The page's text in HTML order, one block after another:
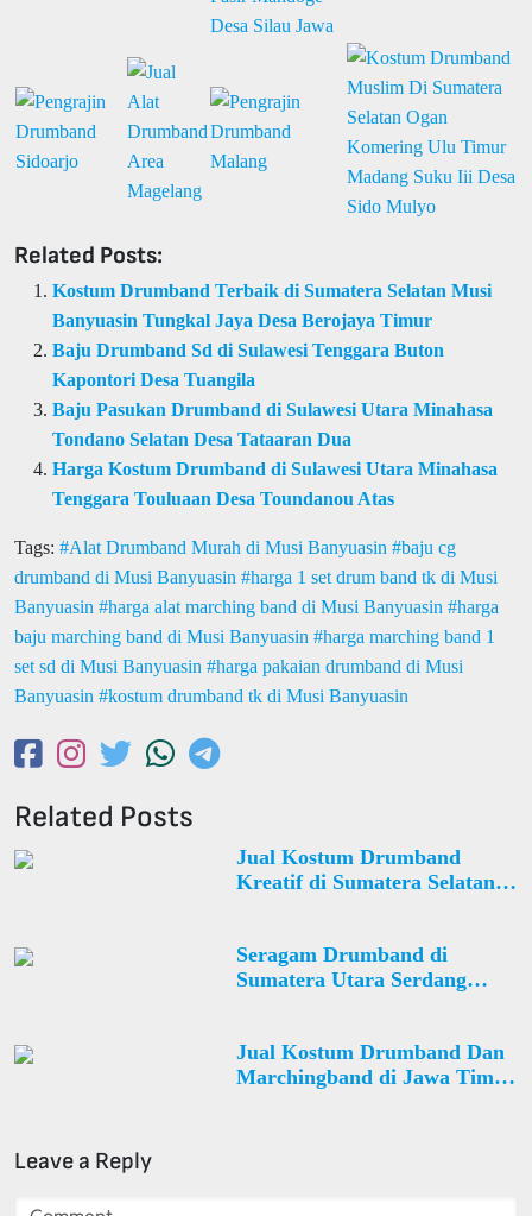
Related Posts:
Kostum Drumband Terbaik di Sumatera Selatan Musi
Banyuasin Tungkal Jaya Desa Berojaya Timur
Baju Drumband Sd di Sulawesi Tenggara Buton
Kapontori Desa Tuangila
Baju Pasukan Drumband di Sulawesi Utara Minahasa
Tondano Selatan Desa Tataaran Dua
Harga Kostum Drumband di Sulawesi Utara Minahasa
Tenggara Touluaan Desa Toundanou Atas
Tags: Alat Drumband Murah di Musi Banyuasin
baju cg
drumband di Musi Banyuasin
harga 1 set drum band tk di Musi
Banyuasin
harga alat marching band di Musi Banyuasin
harga
baju marching band di Musi Banyuasin
harga marching band 1
set sd di Musi Banyuasin
harga pakaian drumband di Musi
Banyuasin
kostum drumband tk di Musi Banyuasin
Related Posts
Jual Kostum Drumband
Kreatif di Sumatera Selatan
Seragam Drumband di
Sumatera Utara Serdang
Jual Kostum Drumband Dan
Marchingband di Jawa Timur
Leave a Reply